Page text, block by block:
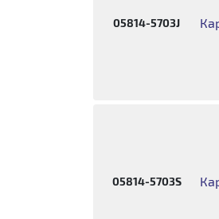
05814-5703J
05814-5703S